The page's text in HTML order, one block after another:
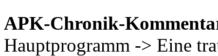
APK-Chronik-
Hauptprogramm -> Eine